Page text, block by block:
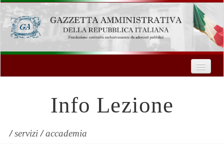
Formazione
Innovazione Tecnologica
Info Lezione
/servizi/accademia